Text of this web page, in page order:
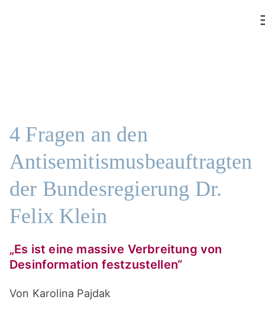
4 Fragen an den
Antisemitismusbeauftragten
der Bundesregierung Dr.
Felix Klein
„Es ist eine massive Verbreitung von
Desinformation festzustellen“
Von Karolina Pajdak